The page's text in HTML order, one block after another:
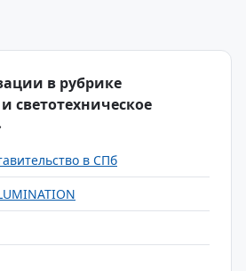
в рубрике
светотехническое
в СПб